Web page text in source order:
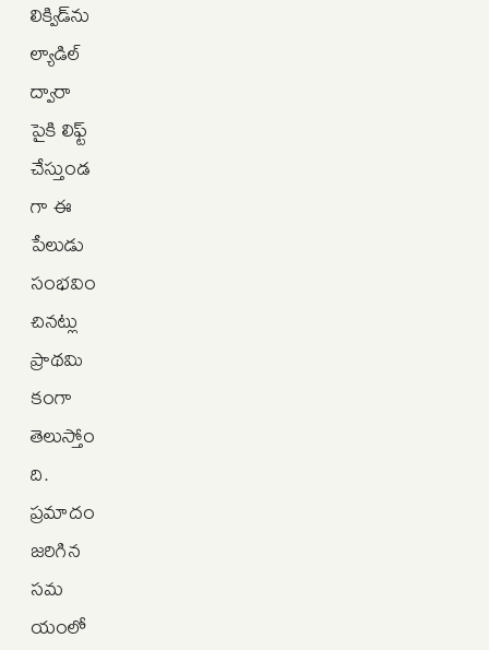
లిక్విడ్‌ను
ల్యాడిల్‌
ద్వారా
పైకి లిఫ్ట్‌
చేస్తుండ
గా ఈ
పేలుడు
సంభవిం
చినట్లు
ప్రాథమి
కంగా
తెలుస్తోం
ది.
ప్రమాదం
జరిగిన
సమ
యంలో